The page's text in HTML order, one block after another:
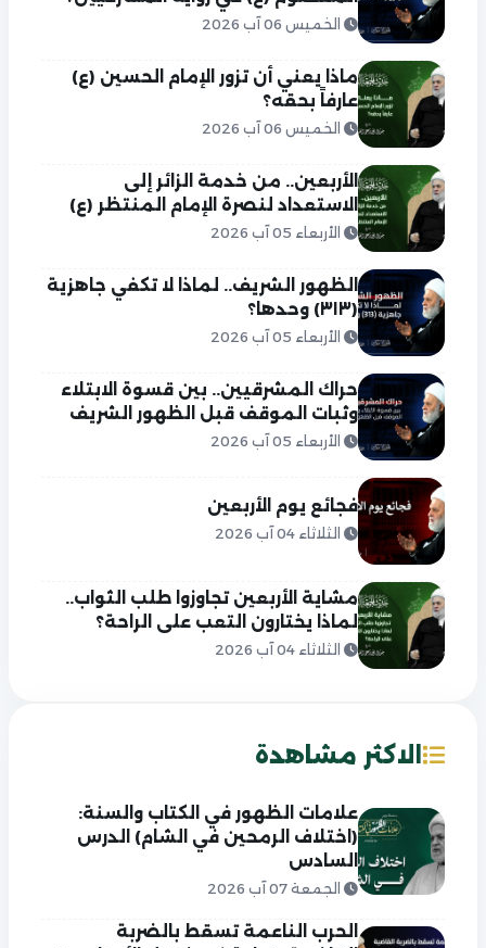
الخميس 06 آب 2026
ماذا يعني أن تزور الإمام الحسين (ع)
عارفاً بحقه؟
الخميس 06 آب 2026
الأربعين.. من خدمة الزائر إلى
الاستعداد لنصرة الإمام المنتظر (ع)
الأربعاء 05 آب 2026
الظهور الشريف.. لماذا لا تكفي جاهزية
(٣١٣) وحدها؟
الأربعاء 05 آب 2026
حراك المشرقيين.. بين قسوة الابتلاء
وثبات الموقف قبل الظهور الشريف
الأربعاء 05 آب 2026
فجائع يوم الأربعين
الثلاثاء 04 آب 2026
مشاية الأربعين تجاوزوا طلب الثواب..
لماذا يختارون التعب على الراحة؟
الثلاثاء 04 آب 2026
الاكثر مشاهدة
علامات الظهور في الكتاب والسنة:
(اختلاف الرمحين في الشام) الدرس
السادس
الجمعة 07 آب 2026
الحرب الناعمة تسقط بالضربة